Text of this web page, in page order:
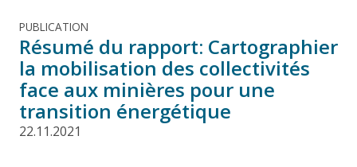
PUBLICATION
Résumé du rapport: Cartographier
la mobilisation des collectivités
face aux minières pour une
transition énergétique
22.11.2021